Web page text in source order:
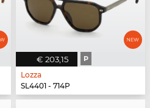
€ 203,15 P
Lozza
SL4401 - 714P